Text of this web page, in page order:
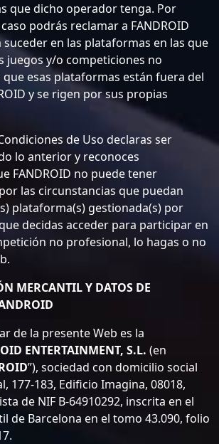
que dicho operador tenga. Por
podrás reclamar a FANDROID
en las plataformas en las que
juegos y/o competiciones no
esas plataformas están fuera del
y se rigen por sus propias
de Uso declaras ser
lo anterior y reconoces
FANDROID no puede tener
las circunstancias que puedan
plataforma(s) gestionada(s) por
decidas acceder para participar en
no profesional, lo hagas o no
MERCANTIL Y DATOS DE
de la presente Web es la
ENTERTAINMENT, S.L. (en
”), sociedad con domicilio social
177-183, Edificio Imagina, 08018,
de NIF B-64910292, inscrita en el
de Barcelona en el tomo 43.090, folio